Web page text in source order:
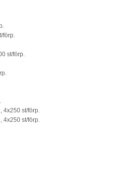
förp.
st/förp.
, 4x250 st/förp.
, 4x250 st/förp.